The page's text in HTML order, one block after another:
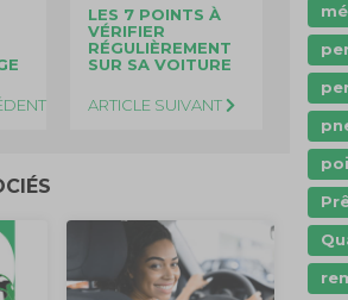
LES 7 POINTS À
VÉRIFIER
RÉGULIÈREMENT
SUR SA VOITURE
ARTICLE SUIVANT